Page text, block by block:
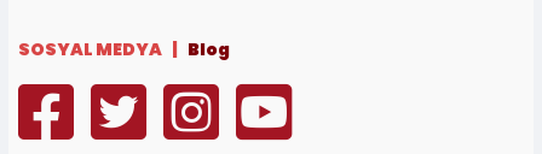
SOSYAL MEDYA | Blog